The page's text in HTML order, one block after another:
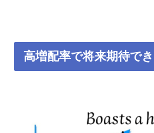
高増配率で将来期待で